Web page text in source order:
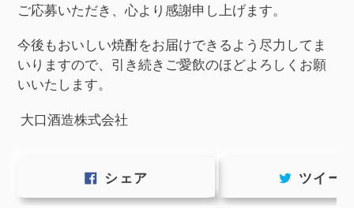
ご応募いただき、心より感謝申し上げます。
今後もおいしい焼酎をお届けできるよう尽力してま
いりますので、引き続きご愛飲のほどよろしくお願
いいたします。
大口酒造株式会社
シェア ツイー